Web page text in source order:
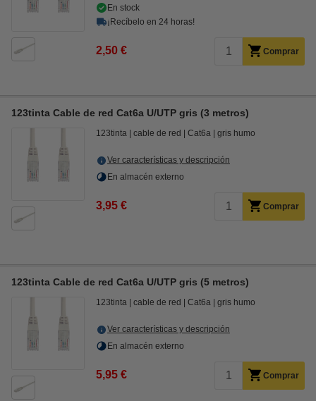
En stock
¡Recíbelo en 24 horas!
2,50 € Comprar
123tinta Cable de red Cat6a U/UTP gris (3 metros)
123tinta cable de red Cat6a gris humo
Ver características y descripción
En almacén externo
3,95 € Comprar
123tinta Cable de red Cat6a U/UTP gris (5 metros)
123tinta cable de red Cat6a gris humo
Ver características y descripción
En almacén externo
5,95 € Comprar